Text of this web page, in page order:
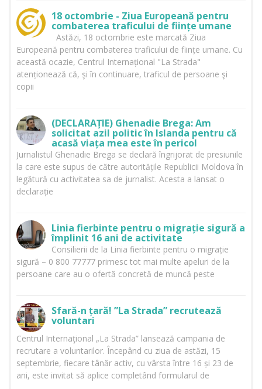
18 octombrie - Ziua Europeană pentru
combaterea traficului de ființe umane
Astăzi, 18 octombrie este marcată Ziua
Europeană pentru combaterea traficului de ființe umane. Cu
această ocazie, Centrul Internațional "La Strada"
atenționează că, şi în continuare, traficul de persoane şi
copii
(DECLARAȚIE) Ghenadie Brega: Am
solicitat azil politic în Islanda pentru că
acasă viața mea este în pericol
Jurnalistul Ghenadie Brega se declară îngrijorat de presiunile
la care este supus de către autoritățile Republicii Moldova în
legătură cu activitatea sa de jurnalist. Acesta a lansat o
declarație
Linia fierbinte pentru o migrație sigură a
împlinit 16 ani de activitate
Consilierii de la Linia fierbinte pentru o migrație
sigură – 0 800 77777 primesc tot mai multe apeluri de la
persoane care au o ofertă concretă de muncă peste
Sfară-n țară! ”La Strada” recrutează
voluntari
Centrul Internaţional „La Strada” lansează campania de
recrutare a voluntarilor. Începând cu ziua de astăzi, 15
septembrie, fiecare tânăr activ, cu vârsta între 16 și 23 de
ani, este invitat să aplice completând formularul de